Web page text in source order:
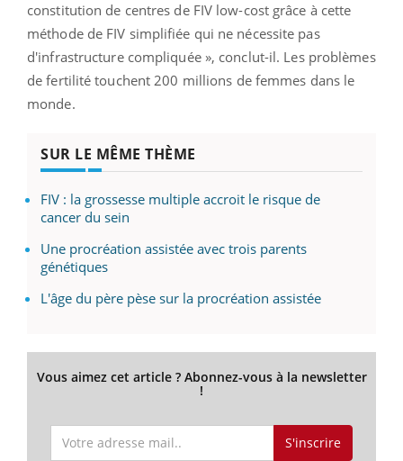
constitution de centres de FIV low-cost grâce à cette
méthode de FIV simplifiée qui ne nécessite pas
d'infrastructure compliquée », conclut-il. Les problèmes
de fertilité touchent 200 millions de femmes dans le
monde.
SUR LE MÊME THÈME
FIV : la grossesse multiple accroit le risque de
cancer du sein
Une procréation assistée avec trois parents
génétiques
L'âge du père pèse sur la procréation assistée
Vous aimez cet article ? Abonnez-vous à la newsletter
!
S'inscrire